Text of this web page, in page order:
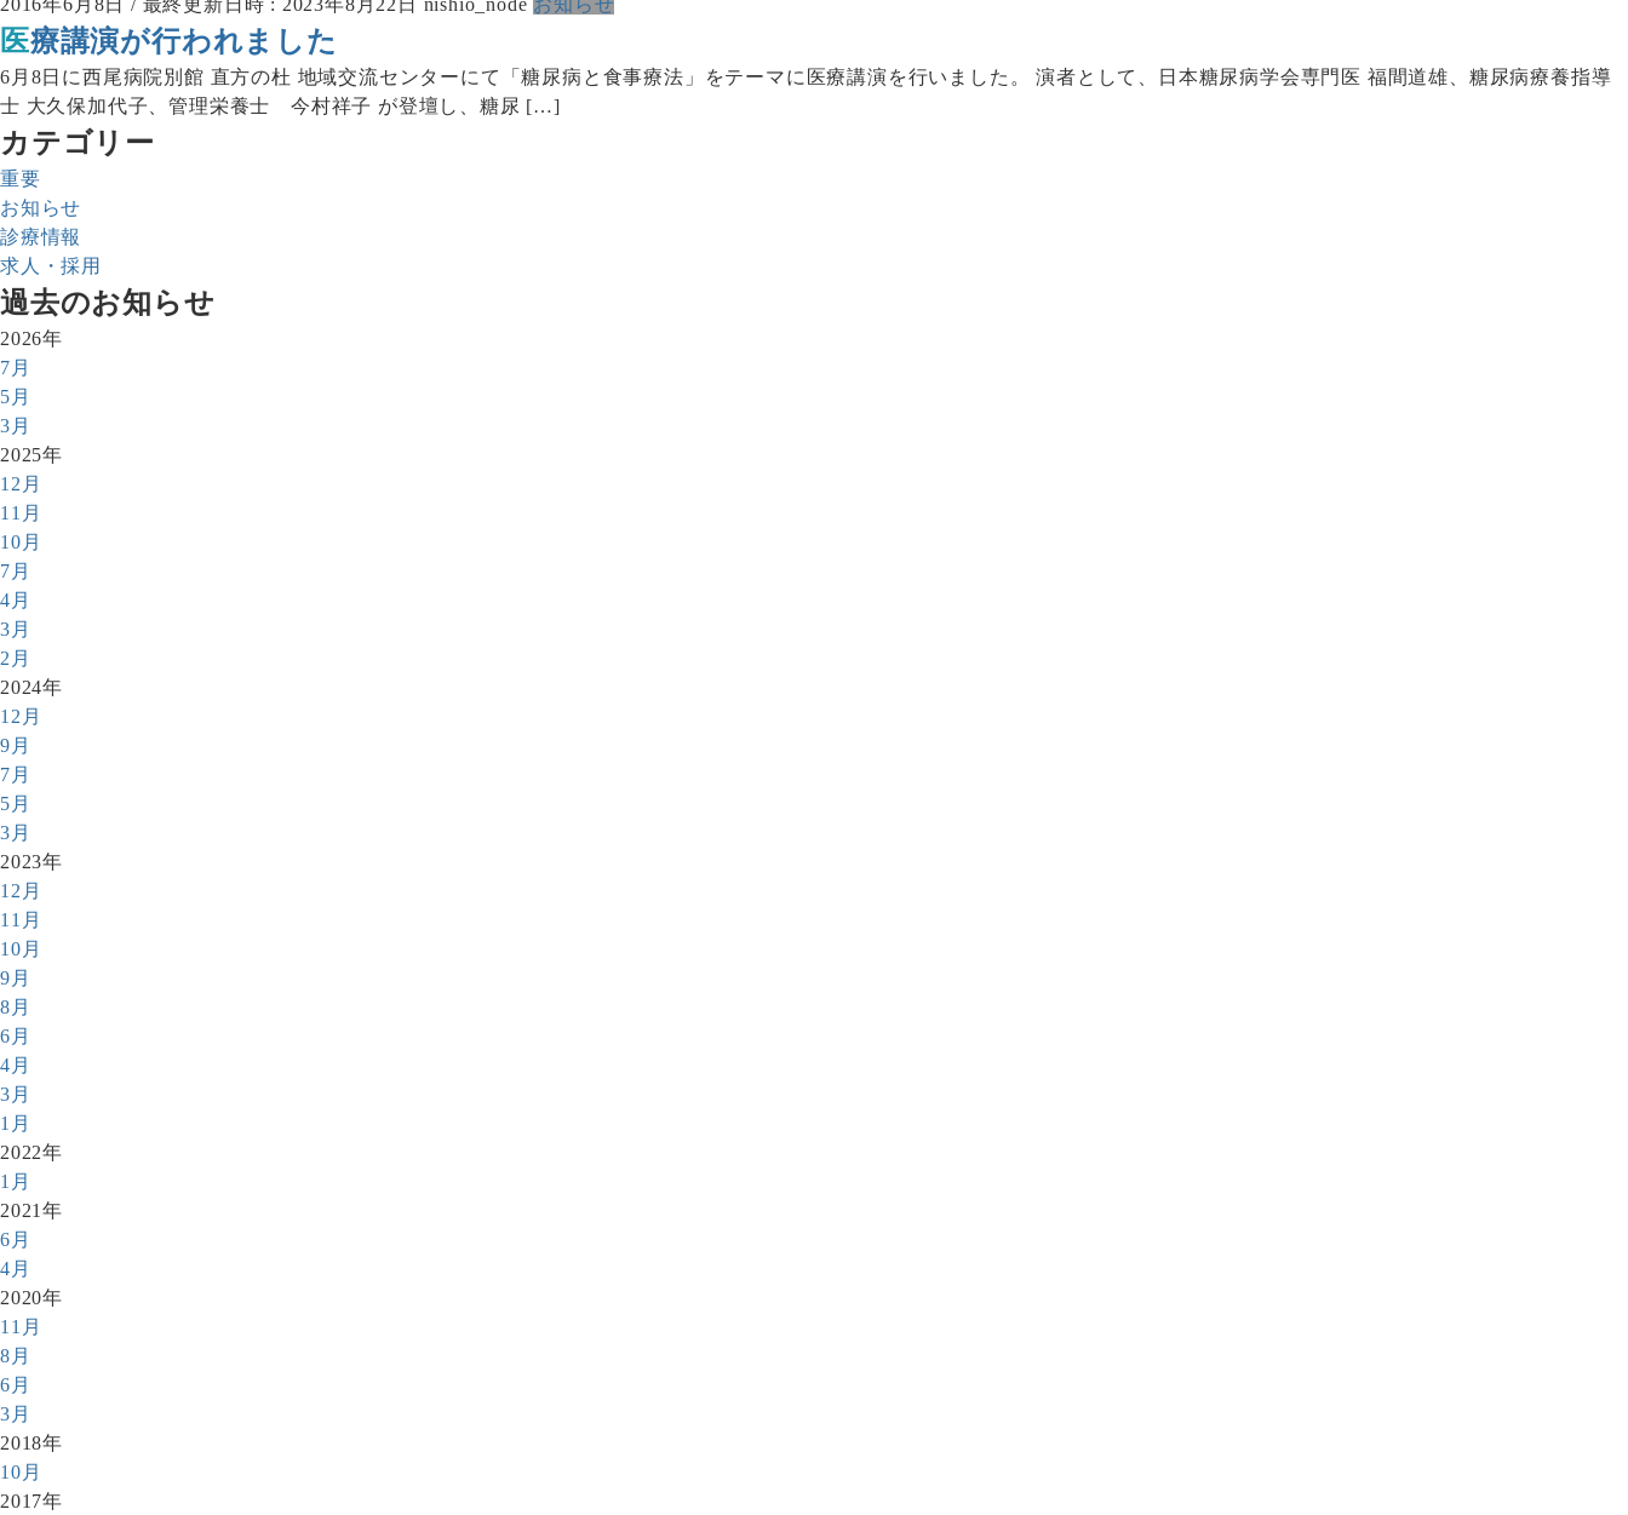
2016年6月8日 / 最終更新日時 : 2023年8月22日 nishio_node お知らせ
医療講演が行われました
6月8日に西尾病院別館 直方の杜 地域交流センターにて「糖尿病と食事療法」をテーマに医療講演を行いました。 演者として、日本糖尿病学会専門医 福間道雄、糖尿病療養指導
士 大久保加代子、管理栄養士 今村祥子 が登壇し、糖尿 […]
カテゴリー
重要
お知らせ
診療情報
求人・採用
過去のお知らせ
2026年
7月
5月
3月
2025年
12月
11月
10月
7月
4月
3月
2月
2024年
12月
9月
7月
5月
3月
2023年
12月
11月
10月
9月
8月
6月
4月
3月
1月
2022年
1月
2021年
6月
4月
2020年
11月
8月
6月
3月
2018年
10月
2017年